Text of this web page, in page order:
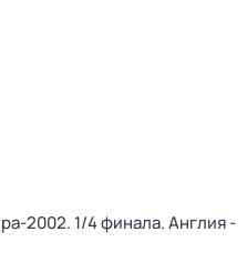
2002. 1/4 финала. Англия -